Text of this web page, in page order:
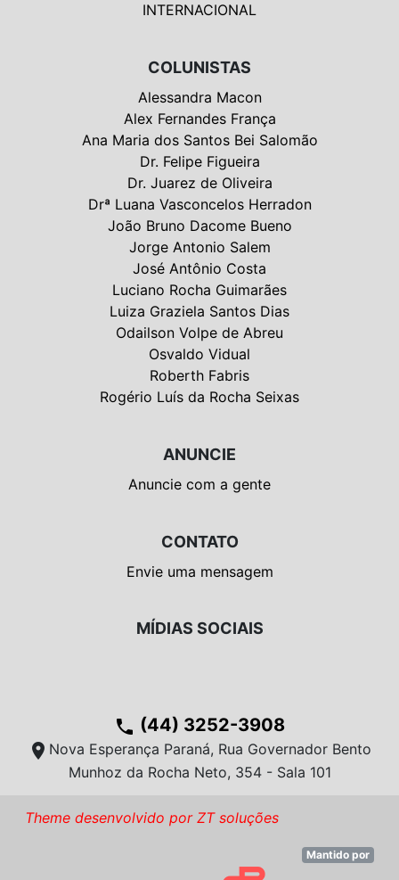
INTERNACIONAL
COLUNISTAS
Alessandra Macon
Alex Fernandes França
Ana Maria dos Santos Bei Salomão
Dr. Felipe Figueira
Dr. Juarez de Oliveira
Drª Luana Vasconcelos Herradon
João Bruno Dacome Bueno
Jorge Antonio Salem
José Antônio Costa
Luciano Rocha Guimarães
Luiza Graziela Santos Dias
Odailson Volpe de Abreu
Osvaldo Vidual
Roberth Fabris
Rogério Luís da Rocha Seixas
ANUNCIE
Anuncie com a gente
CONTATO
Envie uma mensagem
MÍDIAS SOCIAIS
phone (44) 3252-3908
location_on Nova Esperança Paraná, Rua Governador Bento
Munhoz da Rocha Neto, 354 - Sala 101
Theme desenvolvido por ZT soluções
Mantido por